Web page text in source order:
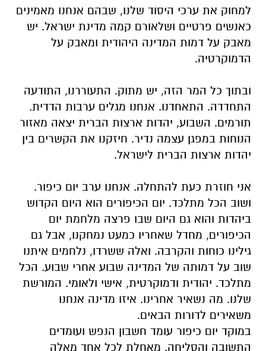
למחוק את ערכי היסוד שלנו, שבהם אנחנו מאמינים
כאנשים פרטיים ושלאורם קמה מדינת ישראל. יש
מאבק על דמות המדינה היהודית ומאבק על
הדמוקרטיה.
ובתוך כל המר הזה, יש מתוק. התעוררנו, התודעה
התחדדה. התאחדנו. אנחנו מגלים ערבות הדדית.
תורמים. השבוע, יהדות ארצות הברית יצאה מאזור
הנוחות במפגן עצמה נדיר. חיזקנו את הקשרים בין
יהדות ארצות הברית לישראל.
אני חוזרת כעת להתחלה. אנחנו ערב יום כיפור.
ושוב הכל מתלכד. יום הכיפורים הוא היום הקדוש
ביהדות והוא גם היום שבו פרצה מלחמת יום
הכיפורים, מחדל שאחריו כמעט נמחקנו, אבל גם
גילינו כוחות והקרבה. ואלה ששרדו, נלחמים איתנו
שוב על דמותה של המדינה שבוע אחרי שבוע. הכל
מתלכד. יהודית ודמוקרטית, אישי ולאומי. המורשת
שלנו. מה נשאיר אחרינו. איזו מדינה אנחנו
משאירים לדורות הבאים.
במוקד יום כיפור עומד חשבון הנפש ועומדים
התשובה והסליחה. מאחלת לכל אחד מאלה